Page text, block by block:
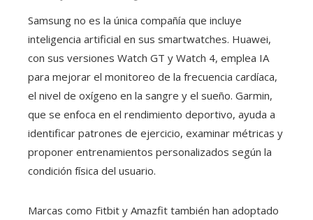
Samsung no es la única compañía que incluye
inteligencia artificial en sus smartwatches. Huawei,
con sus versiones Watch GT y Watch 4, emplea IA
para mejorar el monitoreo de la frecuencia cardíaca,
el nivel de oxígeno en la sangre y el sueño. Garmin,
que se enfoca en el rendimiento deportivo, ayuda a
identificar patrones de ejercicio, examinar métricas y
proponer entrenamientos personalizados según la
condición física del usuario.
Marcas como Fitbit y Amazfit también han adoptado